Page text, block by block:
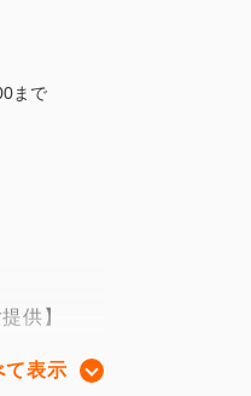
まで
供】
て表示